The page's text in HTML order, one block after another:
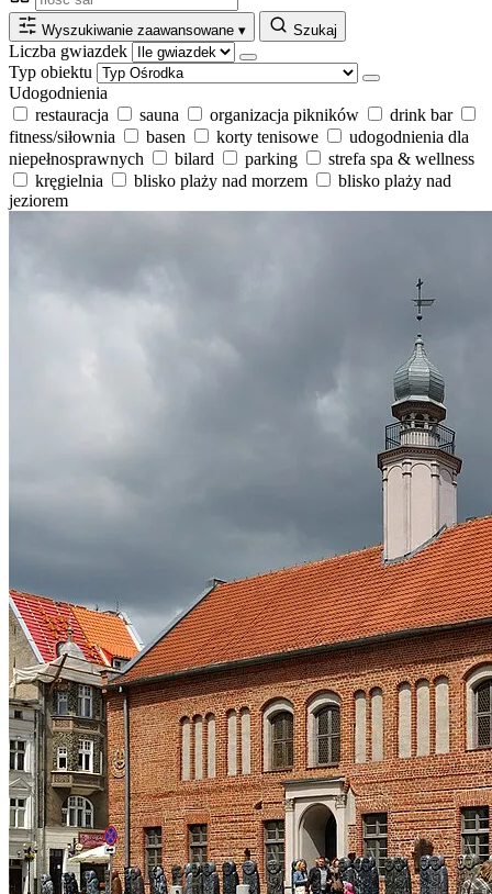
Wyszukiwanie zaawansowane ▾ Szukaj
Liczba gwiazdek
Typ obiektu
Udogodnienia
restauracja
sauna organizacja pikników
drink bar
fitness/siłownia
basen korty tenisowe
udogodnienia dla
niepełnosprawnych
bilard parking
strefa spa & wellness
kręgielnia
blisko plaży nad morzem
blisko plaży nad
jeziorem